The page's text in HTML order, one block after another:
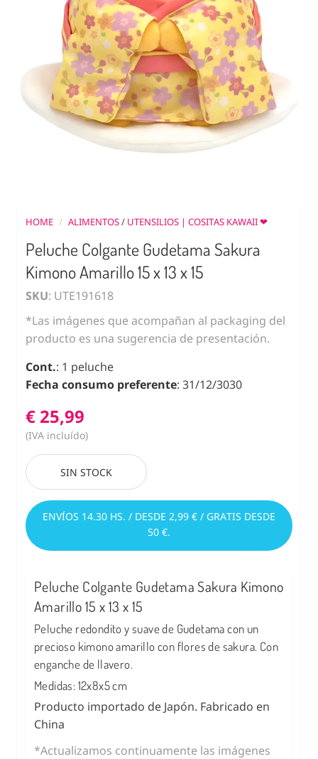
HOME / ALIMENTOS/ UTENSILIOS | COSITAS KAWAII ❤
Peluche Colgante Gudetama Sakura
Kimono Amarillo 15 x 13 x 15
SKU: UTE191618
*Las imágenes que acompañan al packaging del
producto es una sugerencia de presentación.
Cont.: 1 peluche
Fecha consumo preferente: 31/12/3030
€ 25,99
(IVA incluído)
SIN STOCK
ENVÍOS 14.30 HS. / DESDE 2,99 € / GRATIS DESDE
50 €.
Peluche Colgante Gudetama Sakura Kimono
Amarillo 15 x 13 x 15
Peluche redondito y suave de Gudetama con un
precioso kimono amarillo con flores de sakura. Con
enganche de llavero.
Medidas: 12x8x5 cm
Producto importado de Japón. Fabricado en
China
*Actualizamos continuamente las imágenes